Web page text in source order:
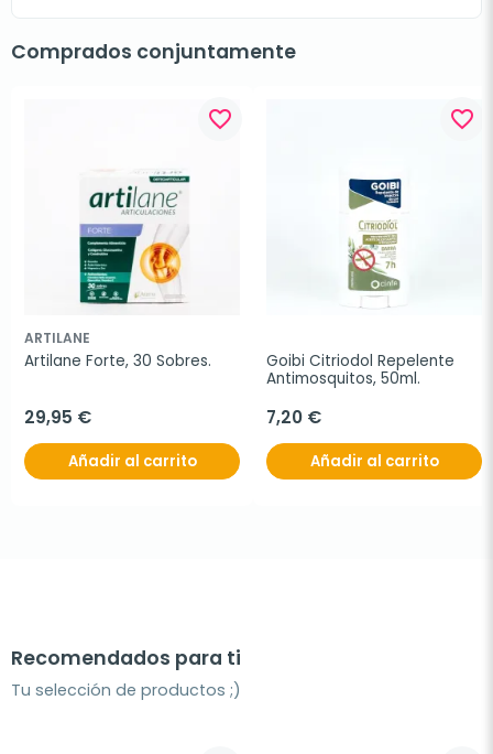
Comprados conjuntamente
favorite_border
ARTILANE
Artilane Forte, 30 Sobres.
29,95 €
Añadir al carrito
favorite_border
Goibi Citriodol Repelente
Antimosquitos, 50ml.
7,20 €
Añadir al carrito
Recomendados para ti
Tu selección de productos ;)